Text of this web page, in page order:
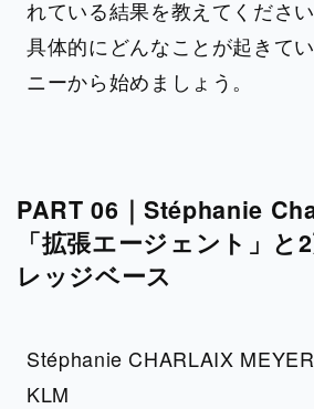
れている結果を教えてくださ
具体的にどんなことが起きて
ニーから始めましょう。
PART 06｜Stéphanie
「拡張エージェント」と
レッジベース
Stéphanie CHARLAIX
KLM